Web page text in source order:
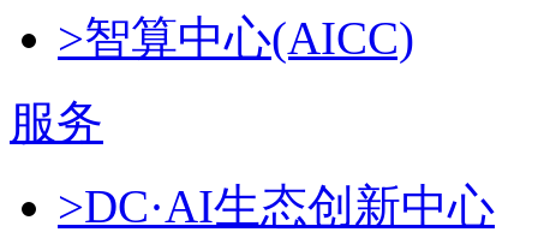
>智算中心(AICC)
服务
>DC·AI生态创新中心